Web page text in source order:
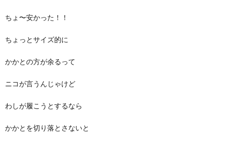
ちょ〜安かった！！
ちょっとサイズ的に
かかとの方が余るって
ニコが言うんじゃけど
わしが履こうとするなら
かかとを切り落とさないと